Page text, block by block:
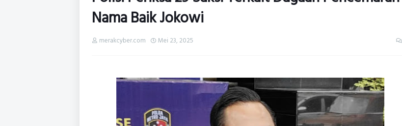
Nama Baik Jokowi
merakcyber.com Mei 23, 2025